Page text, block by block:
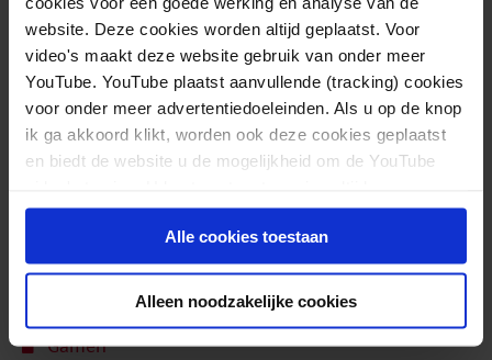
website. Deze cookies worden altijd geplaatst. Voor
video's maakt deze website gebruik van onder meer
YouTube. YouTube plaatst aanvullende (tracking) cookies
voor onder meer advertentiedoeleinden. Als u op de knop
ik ga akkoord klikt, worden ook deze cookies geplaatst
en biedt de website u de mogelijkheid om de YouTube
intrekken.
Alle cookies toestaan
Alleen noodzakelijke cookies
Meer info
Vragen over gamen? Neem contact op met de
Gamen Infolijn (0900-1995 10ct.p.m.) of kijk op
www.gameninfo.nl.
Zie ook hetthema Gamenop deze site
In de bijlage kunt u het rapport lezen.
Meer over dit thema
Gamen